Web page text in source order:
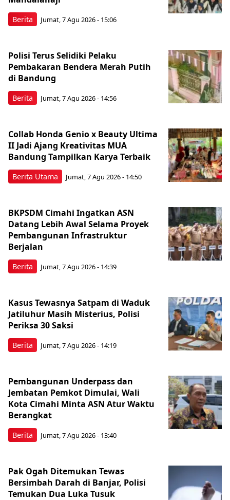
Berita Jumat, 7 Agu 2026 - 15:06
Berita
Polisi Terus Selidiki Pelaku
Pembakaran Bendera Merah Putih
di Bandung
Jumat, 7 Agu 2026 - 14:56
Berita Utama
Collab Honda Genio x Beauty Ultima
II Jadi Ajang Kreativitas MUA
Bandung Tampilkan Karya Terbaik
Jumat, 7 Agu 2026 - 14:50
Berita
BKPSDM Cimahi Ingatkan ASN
Datang Lebih Awal Selama Proyek
Pembangunan Infrastruktur
Berjalan
Jumat, 7 Agu 2026 - 14:39
Berita
Kasus Tewasnya Satpam di Waduk
Jatiluhur Masih Misterius, Polisi
Periksa 30 Saksi
Jumat, 7 Agu 2026 - 14:19
Berita
Pembangunan Underpass dan
Jembatan Pemkot Dimulai, Wali
Kota Cimahi Minta ASN Atur Waktu
Berangkat
Jumat, 7 Agu 2026 - 13:40
Pak Ogah Ditemukan Tewas
Bersimbah Darah di Banjar, Polisi
Temukan Dua Luka Tusuk